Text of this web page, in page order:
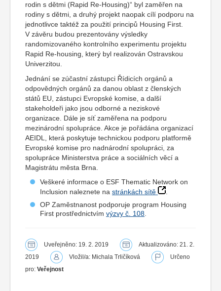
rodin s dětmi (Rapid Re-Housing)“ byl zaměřen na
rodiny s dětmi, a druhý projekt naopak cílí podporu na
jednotlivce taktéž za použití principů Housing First.
V závěru budou prezentovány výsledky
randomizovaného kontrolního experimentu projektu
Rapid Re-housing, který byl realizován Ostravskou
Univerzitou.
Jednání se zúčastní zástupci Řídicích orgánů a
odpovědných orgánů za danou oblast z členských
států EU, zástupci Evropské komise, a další
stakeholdeři jako jsou odborné a neziskové
organizace. Dále je síť zaměřena na podporu
mezinárodní spolupráce. Akce je pořádána organizací
AEIDL, která poskytuje technickou podporu platformě
Evropské komise pro nadnárodní spolupráci, za
spolupráce Ministerstva práce a sociálních věcí a
Magistrátu města Brna.
Veškeré informace o ESF Thematic Network on
Inclusion naleznete na stránkách sítě
OP Zaměstnanost podporuje program Housing
First prostřednictvím výzvy č. 108
Uveřejněno: 19. 2. 2019
Aktualizováno: 21. 2.
2019
Vložil/a: Michala Trličíková
Určeno
pro: Veřejnost